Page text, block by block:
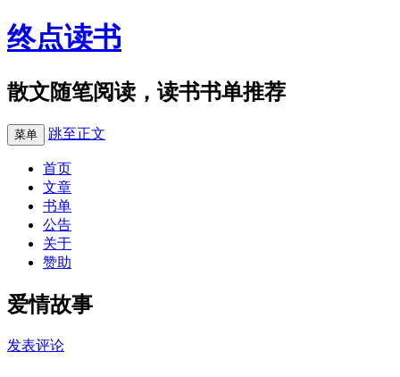
终点读书
散文随笔阅读，读书书单推荐
菜单 跳至正文
首页
文章
书单
公告
关于
赞助
爱情故事
发表评论